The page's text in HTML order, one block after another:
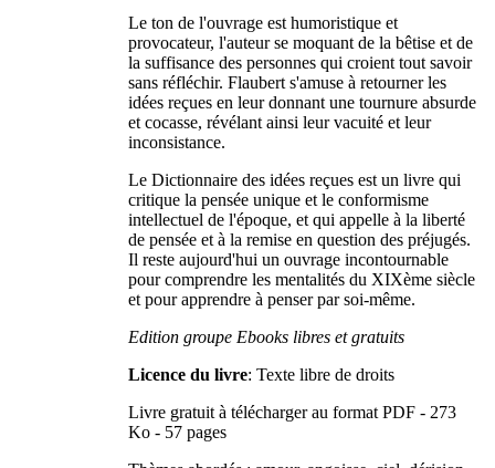
Le ton de l'ouvrage est humoristique et
provocateur, l'auteur se moquant de la bêtise et de
la suffisance des personnes qui croient tout savoir
sans réfléchir. Flaubert s'amuse à retourner les
idées reçues en leur donnant une tournure absurde
et cocasse, révélant ainsi leur vacuité et leur
inconsistance.
Le Dictionnaire des idées reçues est un livre qui
critique la pensée unique et le conformisme
intellectuel de l'époque, et qui appelle à la liberté
de pensée et à la remise en question des préjugés.
Il reste aujourd'hui un ouvrage incontournable
pour comprendre les mentalités du XIXème siècle
et pour apprendre à penser par soi-même.
Edition groupe Ebooks libres et gratuits
Licence du livre: Texte libre de droits
Livre gratuit à télécharger au format PDF - 273
Ko - 57 pages